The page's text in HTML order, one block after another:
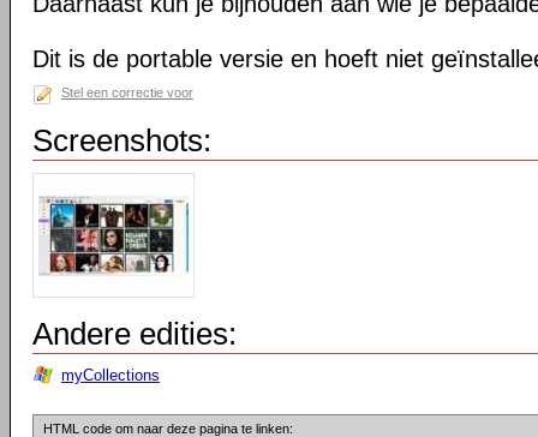
Dit is de portable versie en hoeft niet
Stel een correctie voor
Screenshots:
Andere edities:
myCollections
HTML code om naar deze pagina te linken: